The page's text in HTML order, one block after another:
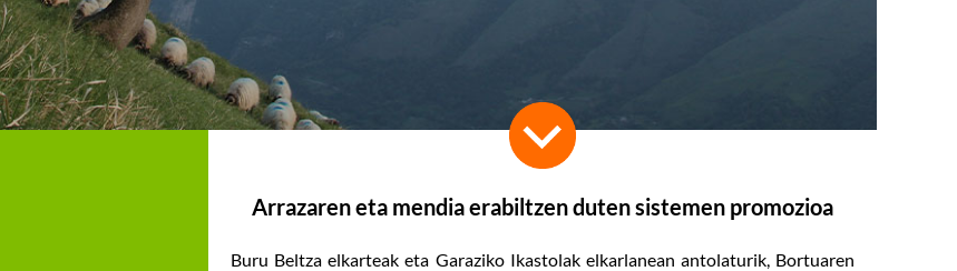
Arrazaren eta mendia erabiltzen duten sistemen promozioa
Buru Beltza elkarteak eta Garaziko Ikastolak elkarlanean antolaturik, Bortuaren